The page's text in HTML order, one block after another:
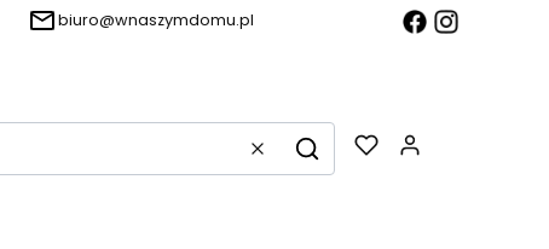
biuro@wnaszymdomu.pl
WyczyśćSzukaj